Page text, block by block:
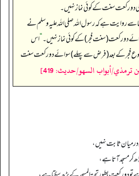
دو رکعت سنت کے کوئی نماز نہیں۔
سے روایت ہے کہ رسول اللہ صلی الله علیہ وسلم نے
دو رکعت (سنت فجر) کے کوئی نماز نہیں۔‏‏‏‏“اس
فجر کے بعد (فرض سے پہلے) سوائے دو رکعت سنت
ترمذي/أبواب السهو/حدیث: 419]
ثابت نہیں،
کر مسجد آتا ہے،